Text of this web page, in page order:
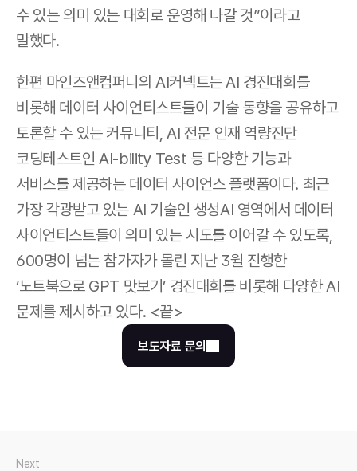
수 있는 의미 있는 대회로 운영해 나갈 것”이라고
말했다.
한편 마인즈앤컴퍼니의 AI커넥트는 AI 경진대회를
비롯해 데이터 사이언티스트들이 기술 동향을 공유하고
토론할 수 있는 커뮤니티, AI 전문 인재 역량진단
코딩테스트인 AI-bility Test 등 다양한 기능과
서비스를 제공하는 데이터 사이언스 플랫폼이다. 최근
가장 각광받고 있는 AI 기술인 생성AI 영역에서 데이터
사이언티스트들이 의미 있는 시도를 이어갈 수 있도록,
600명이 넘는 참가자가 몰린 지난 3월 진행한
‘노트북으로 GPT 맛보기’ 경진대회를 비롯해 다양한 AI
문제를 제시하고 있다. <끝>
보도자료 문의
Next